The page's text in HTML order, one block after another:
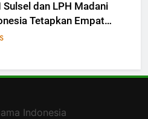
Sulsel dan LPH Madani
Tetapkan Empat
Usaha Halal
Sidang Fatwa Tetapkan
Indonesia